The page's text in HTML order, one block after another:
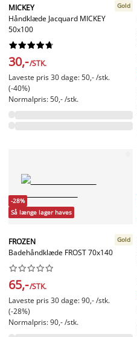
MICKEY
Håndklæde Jacquard MICKEY
50x100
Gold






30,-/STK.
Laveste pris 30 dage: 50,- /stk.
(-40%)
Normalpris: 50,- /stk.
-28%
Så længe lager haves
FROZEN
Badehåndklæde FROST 70x140
Gold






65,-/STK.
Laveste pris 30 dage: 90,- /stk.
(-28%)
Normalpris: 90,- /stk.